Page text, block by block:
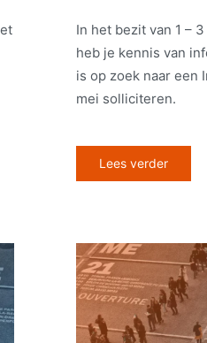
In het bezit van 1 –
heb je kennis van
is op zoek naar een
mei solliciteren.
Lees verder